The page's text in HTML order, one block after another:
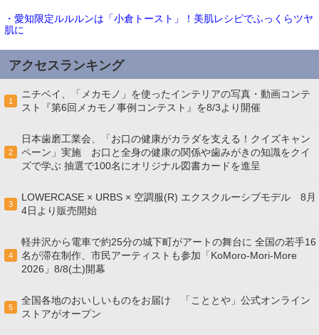
・愛知限定ルルルンは「小倉トースト」！美肌レシピでふっくらツヤ
肌に
アクセスランキング
1
ニチベイ、「メカモノ」を使ったインテリアの写真・動画コンテ
スト『第6回メカモノ事例コンテスト』を8/3より開催
2
日本歯磨工業会、「お口の健康がカラダを支える！クイズキャン
ペーン」実施 お口と全身の健康の関係や歯みがきの知識をクイ
ズで学ぶ 抽選で100名にオリジナル図書カードを進呈
3
LOWERCASE × URBS × 空調服(R) エクスクルーシブモデル 8月
4日より販売開始
4
軽井沢から電車で約25分の城下町がアートの舞台に 全国の若手16
名が滞在制作、市民アーティストも参加「KoMoro-Mori-More
2026」8/8(土)開幕
5
全国各地のおいしいものをお届け 「こととや」公式オンライン
ストアがオープン